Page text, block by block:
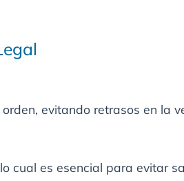
evitando retrasos en la
cual es esencial para evitar